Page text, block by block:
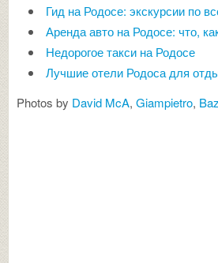
Гид на Родосе: экскурсии по
Аренда авто на Родосе: что,
Недорогое такси на Родосе
Лучшие отели Родоса для
Photos by David McA, Giampietro,